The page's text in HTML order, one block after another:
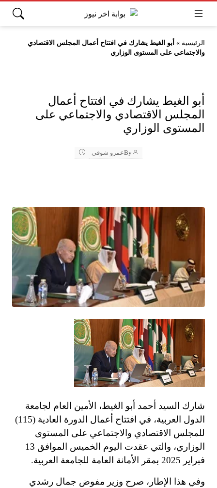
الرئيسية » أبو الغيط يشارك في افتتاح أعمال المجلس الاقتصادي
والاجتماعي على المستوى الوزاري
أبو الغيط يشارك في افتتاح أعمال
المجلس الاقتصادي والاجتماعي على
المستوى الوزاري
Byعمرو شوقي
شارك السيد أحمد أبو الغيط، الأمين العام لجامعة
الدول العربية، في افتتاح أعمال الدورة العادية (115)
للمجلس الاقتصادي والاجتماعي على المستوى
الوزاري، والتي عقدت اليوم الخميس الموافق 13
فبراير 2025 بمقر الأمانة العامة للجامعة العربية.
وفي هذا الإطار، صرح وزير مفوض جمال رشدي